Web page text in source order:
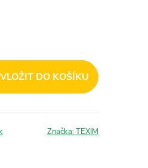
VLOŽIT DO KOŠÍKU
Značka:TEXIM